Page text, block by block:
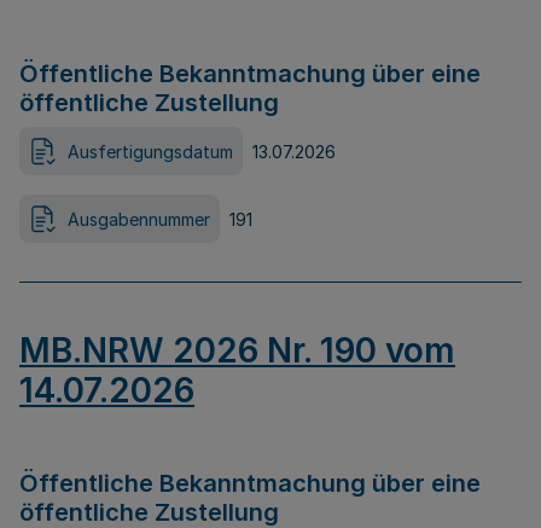
Öffentliche Bekanntmachung über eine
öffentliche Zustellung
Ausfertigungsdatum 13.07.2026
Ausgabennummer 191
MB.NRW 2026 Nr. 190 vom
14.07.2026
Öffentliche Bekanntmachung über eine
öffentliche Zustellung